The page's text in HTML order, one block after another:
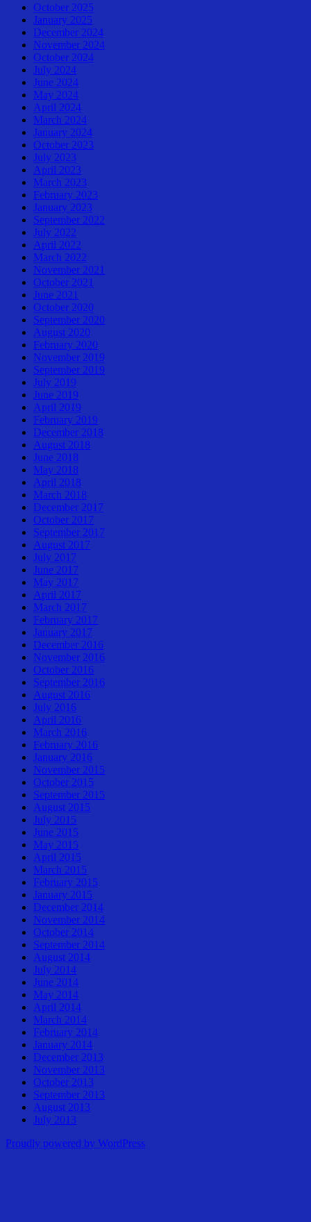
October 2025
January 2025
December 2024
November 2024
October 2024
July 2024
June 2024
May 2024
April 2024
March 2024
January 2024
October 2023
July 2023
April 2023
March 2023
February 2023
January 2023
September 2022
July 2022
April 2022
March 2022
November 2021
October 2021
June 2021
October 2020
September 2020
August 2020
February 2020
November 2019
September 2019
July 2019
June 2019
April 2019
February 2019
December 2018
August 2018
June 2018
May 2018
April 2018
March 2018
December 2017
October 2017
September 2017
August 2017
July 2017
June 2017
May 2017
April 2017
March 2017
February 2017
January 2017
December 2016
November 2016
October 2016
September 2016
August 2016
July 2016
April 2016
March 2016
February 2016
January 2016
November 2015
October 2015
September 2015
August 2015
July 2015
June 2015
May 2015
April 2015
March 2015
February 2015
January 2015
December 2014
November 2014
October 2014
September 2014
August 2014
July 2014
June 2014
May 2014
April 2014
March 2014
February 2014
January 2014
December 2013
November 2013
October 2013
September 2013
August 2013
July 2013
Proudly powered by WordPress